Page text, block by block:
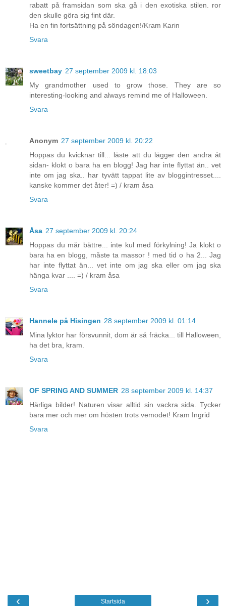
rabatt på framsidan som ska gå i den exotiska stilen. ror
den skulle göra sig fint där.
Ha en fin fortsättning på söndagen!/Kram Karin
Svara
sweetbay 27 september 2009 kl. 18:03
My grandmother used to grow those. They are so
interesting-looking and always remind me of Halloween.
Svara
Anonym 27 september 2009 kl. 20:22
Hoppas du kvicknar till... läste att du lägger den andra åt
sidan- klokt o bara ha en blogg! Jag har inte flyttat än.. vet
inte om jag ska.. har tyvätt tappat lite av bloggintresset....
kanske kommer det åter! =) / kram åsa
Svara
Åsa 27 september 2009 kl. 20:24
Hoppas du mår bättre... inte kul med förkylning! Ja klokt o
bara ha en blogg, måste ta massor ! med tid o ha 2... Jag
har inte flyttat än... vet inte om jag ska eller om jag ska
hänga kvar .... =) / kram åsa
Svara
Hannele på Hisingen 28 september 2009 kl. 01:14
Mina lyktor har försvunnit, dom är så fräcka... till Halloween,
ha det bra, kram.
Svara
OF SPRING AND SUMMER 28 september 2009 kl. 14:37
Härliga bilder! Naturen visar alltid sin vackra sida. Tycker
bara mer och mer om hösten trots vemodet! Kram Ingrid
Svara
‹ ›
Startsida